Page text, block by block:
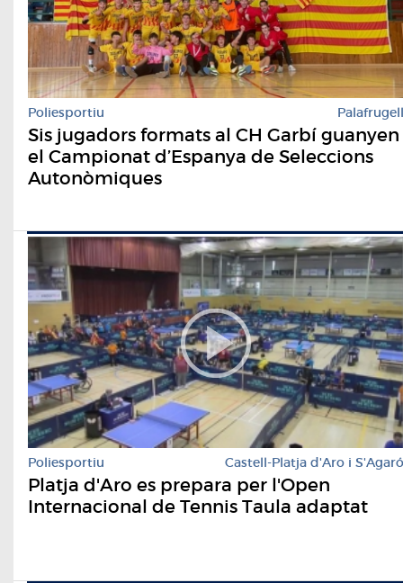
Poliesportiu Palafrugell
Sis jugadors formats al CH Garbí guanyen
el Campionat d’Espanya de Seleccions
Autonòmiques
Poliesportiu Castell-Platja d'Aro i S'Agaró
Platja d'Aro es prepara per l'Open
Internacional de Tennis Taula adaptat